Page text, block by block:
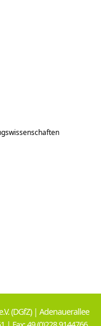
(DGfZ) | Adenauerallee